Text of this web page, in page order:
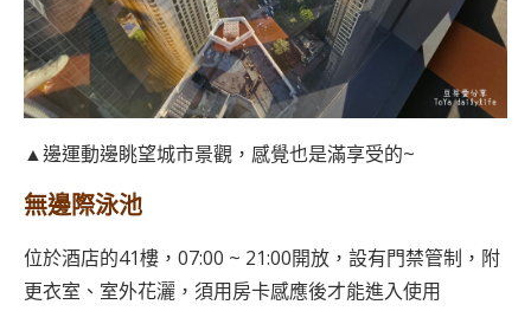
▲邊運動邊眺望城市景觀，感覺也是滿享受的~
無邊際泳池
位於酒店的41樓，07:00 ~ 21:00開放，設有門禁管制，附
更衣室、室外花灑，須用房卡感應後才能進入使用